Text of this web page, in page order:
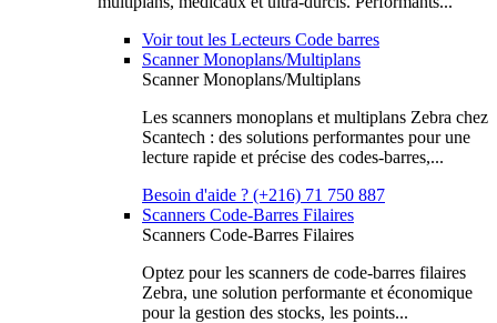
Voir tout les Lecteurs Code barres
Scanner Monoplans/Multiplans
Scanner Monoplans/Multiplans
Les scanners monoplans et multiplans Zebra chez
Scantech : des solutions performantes pour une
lecture rapide et précise des codes-barres,...
Besoin d'aide ? (+216) 71 750 887
Scanners Code-Barres Filaires
Scanners Code-Barres Filaires
Optez pour les scanners de code-barres filaires
Zebra, une solution performante et économique
pour la gestion des stocks, les points...